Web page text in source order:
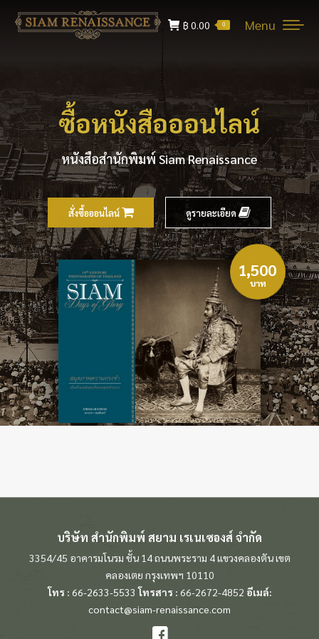
Menu
฿ 0.00 0
ซื้อหนังสือออนไลน์
หนังสือสำนักพิมพ์ Siam Renaissance
สั่งซื้อออนไลน์ ดูรายละเอียด
บาท
1,500
บริษัท สำนักพิมพ์ สยาม เรเนเซองส์ จำกัด
3354/45 อาคารมโนรม ชั้น 14 ถนนพระราม 4 แขวงคลองตัน เขต
คลองเตย กรุงเทพฯ 10110
โทร : 66-2633-5533 โทรสาร : 66-2672-4852 อีเมล์:
contact@siam-renaissance.com